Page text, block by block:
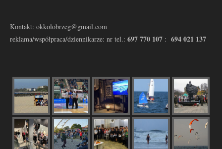
Kontakt: okkolobrzeg@gmail.com
reklama/współpraca/dziennikarze: nr tel.: 697 770 107 : 694 021 137